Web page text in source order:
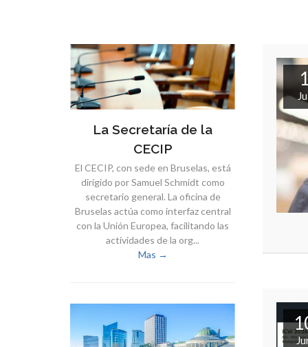
La Secretaría de la
CECIP
El CECIP, con sede en Bruselas, está
dirigido por Samuel Schmidt como
secretario general. La oficina de
Bruselas actúa como interfaz central
con la Unión Europea, facilitando las
actividades de la org...
Mas →